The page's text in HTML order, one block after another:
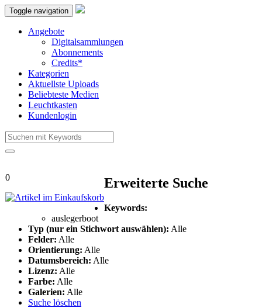
Toggle navigation
Angebote
Digitalsammlungen
Abonnements
Credits*
Kategorien
Aktuellste Uploads
Beliebteste Medien
Leuchtkasten
Kundenlogin
0 Erweiterte Suche
Keywords:
auslegerboot
Typ (nur ein Stichwort auswählen): Alle
Felder: Alle
Orientierung: Alle
Datumsbereich: Alle
Lizenz: Alle
Farbe: Alle
Galerien: Alle
Suche löschen